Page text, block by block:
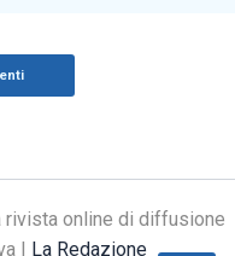
online di diffusione
| La Redazione